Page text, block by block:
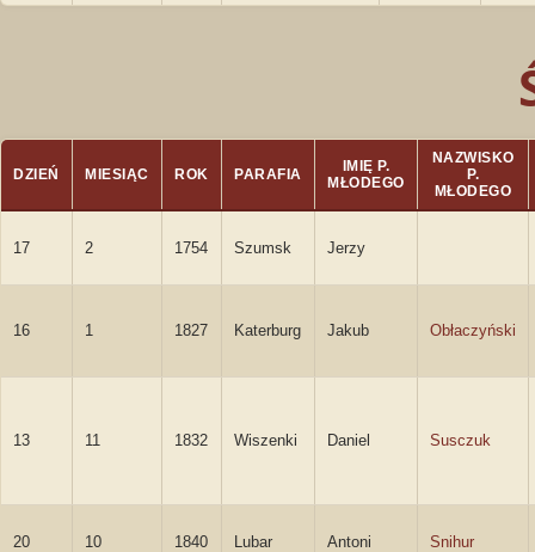
DZIEŃ MIESIĄC ROK PARAFIA
IMIĘ P.
MŁODEGO
NAZWISKO
P.
MŁODEGO
17 2 1754 Szumsk Jerzy
16 1 1827 Katerburg Jakub Obłaczyński
13 11 1832 Wiszenki Daniel Susczuk
20 10 1840 Lubar Antoni Snihur